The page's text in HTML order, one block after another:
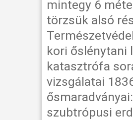
mintegy 6
törzsük alsó
kori őslénytani
katasztrófa
vizsgálatai
szubtrópusi